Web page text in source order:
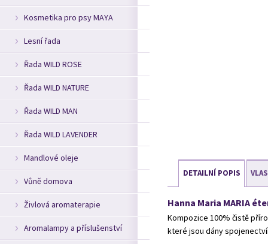
DETAILNÍ POPIS
Hanna Maria MARIA
Kompozice 100% čistě
které jsou dány
Kosmetika pro psy MAYA
Lesní řada
Řada WILD ROSE
Řada WILD NATURE
Řada WILD MAN
Řada WILD LAVENDER
Mandlové oleje
Vůně domova
Živlová aromaterapie
Aromalampy a příslušenství